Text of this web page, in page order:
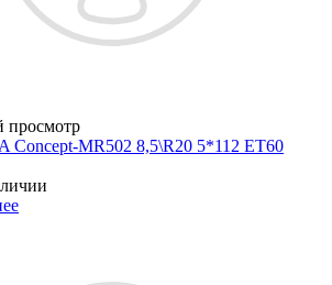
просмотр
Concept-MR502 8,5\R20 5*112 ET60